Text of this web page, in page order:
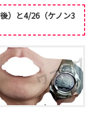
）と4/26（ケノン3